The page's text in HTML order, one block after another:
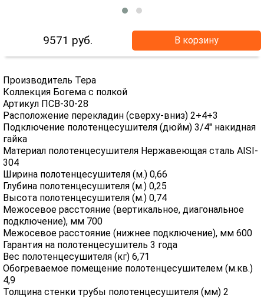
9571 руб. В корзину
Производитель Тера
Коллекция Богема с полкой
Артикул ПСВ-30-28
Расположение перекладин (сверху-вниз) 2+4+3
Подключение полотенцесушителя (дюйм) 3/4" накидная
гайка
Материал полотенцесушителя Нержавеющая сталь AISI-
304
Ширина полотенцесушителя (м.) 0,66
Глубина полотенцесушителя (м.) 0,25
Высота полотенцесушителя (м.) 0,74
Межосевое расстояние (вертикальное, диагональное
подключение), мм 700
Межосевое расстояние (нижнее подключение), мм 600
Гарантия на полотенцесушитель 3 года
Вес полотенцесушителя (кг) 6,71
Обогреваемое помещение полотенцесушителем (м.кв.)
4,9
Толщина стенки трубы полотенцесушителя (мм) 2